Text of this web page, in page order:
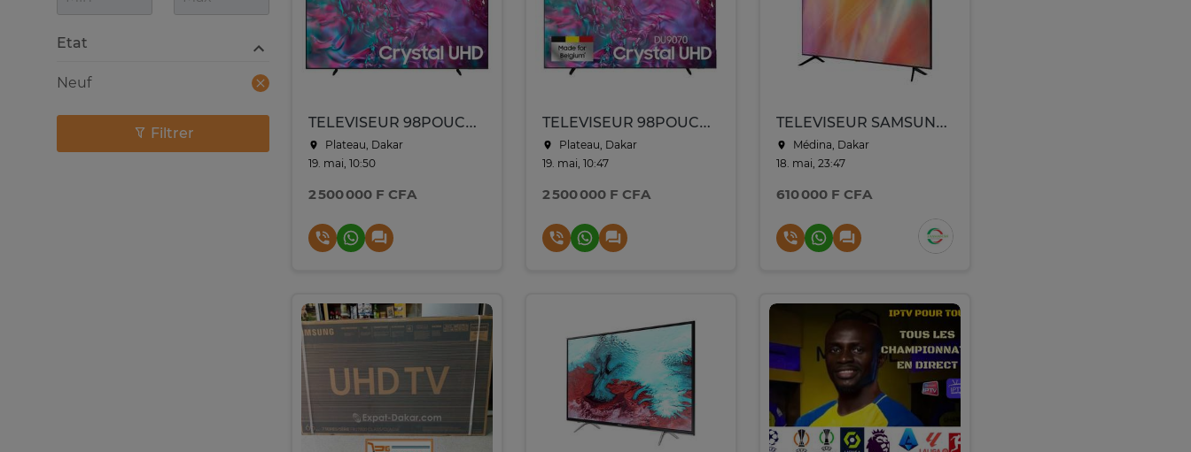
TELEVISEUR 98POUCES SAMSUNG SMART 4K ULTRA HD 98DU9072
Plateau, Dakar
19. mai, 10:50
2 500 000 F CFA
TELEVISEUR 98POUCES SAMSUNG SMART 4K 98DU9070
Plateau, Dakar
19. mai, 10:47
2 500 000 F CFA
TELEVISEUR SAMSUNG 75″ SMART 4K UHD UE AU/CU7170
Médina, Dakar
18. mai, 23:47
610 000 F CFA
Etat
Neuf
Filtrer